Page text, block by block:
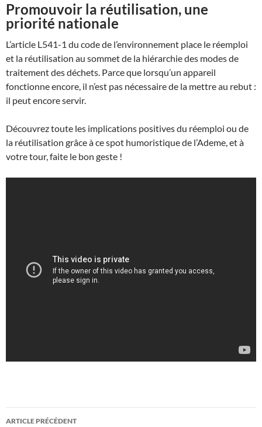
Promouvoir la réutilisation, une
priorité nationale
L’article L541-1 du code de l’environnement place le réemploi
et la réutilisation au sommet de la hiérarchie des modes de
traitement des déchets. Parce que lorsqu’un appareil
fonctionne encore, il n’est pas nécessaire de la mettre au rebut :
il peut encore servir.
Découvrez toute les implications positives du réemploi ou de
la réutilisation grâce à ce spot humoristique de l’Ademe, et à
votre tour, faite le bon geste !
Navigation
ARTICLE PRÉCÉDENT